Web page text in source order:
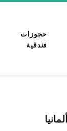
حجوزات
فندقية